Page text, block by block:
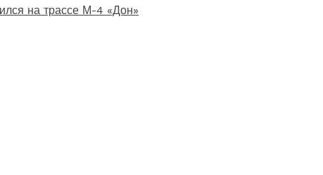
на трассе М-4 «Дон»